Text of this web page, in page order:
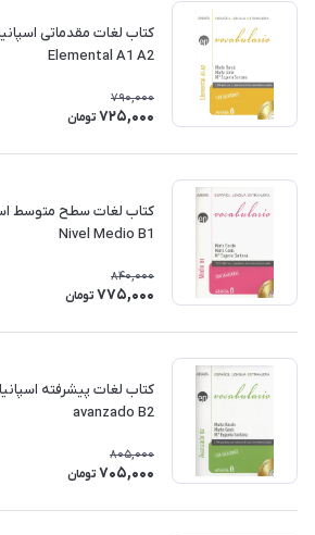
Elemental A1 A2
790,000
725,000 تومان
Nivel Medio B1
840,000
775,000 تومان
avanzado B2
805,000
705,000 تومان